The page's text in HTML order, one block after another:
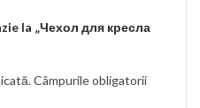
la „Чехол для кресла
Câmpurile obligatorii